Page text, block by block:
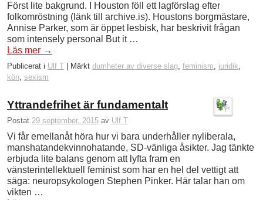
Först lite bakgrund. I Houston föll ett lagförslag efter
folkomröstning (länk till archive.is). Houstons borgmästare,
Annise Parker, som är öppet lesbisk, har beskrivit frågan
som intensely personal But it …
Läs mer →
Publicerat i Ulf T | Märkt dumheter av diverse slag feminism juridik
kön sexism
Yttrandefrihet är fundamentalt
Postat 29 september, 2015 av Ulf T
Vi får emellanåt höra hur vi bara underhåller nyliberala,
manshatandekvinnohatande, SD-vänliga åsikter. Jag tänkte
erbjuda lite balans genom att lyfta fram en
vänsterintellektuell feminist som har en hel del vettigt att
säga: neuropsykologen Stephen Pinker. Här talar han om
vikten …